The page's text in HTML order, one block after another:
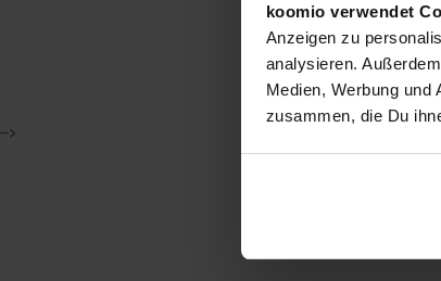
koomio verwendet
Anzeigen zu
analysieren.
Medien, Werbung
zusammen, die Du
-->